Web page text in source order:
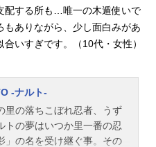
配する所も…唯一の木遁使いで
ありながら、少し面白みがあ
いすぎです。（10代・女性）
-ナルト-
里の落ちこぼれ忍者、うず
トの夢はいつか里一番の忍
」の名を受け継ぐ事。その